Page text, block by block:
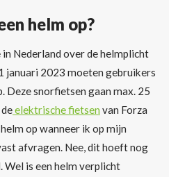
helm op?
in Nederland over de helmplicht
januari 2023 moeten gebruikers
Deze snorfietsen gaan max. 25
elektrische fietsen van Forza
op wanneer ik op mijn
afvragen. Nee, dit hoeft nog
is een helm verplicht